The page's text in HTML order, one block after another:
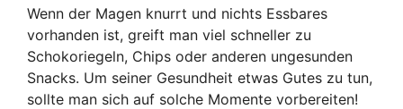
Wenn der Magen knurrt und nichts Essbares
vorhanden ist, greift man viel schneller zu
Schokoriegeln, Chips oder anderen ungesunden
Snacks. Um seiner Gesundheit etwas Gutes zu tun,
sollte man sich auf solche Momente vorbereiten!